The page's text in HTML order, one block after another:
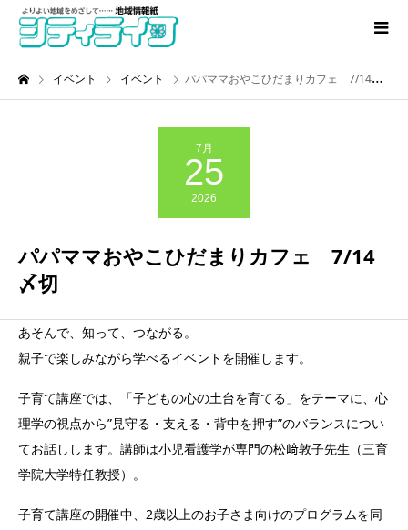
イベント イベント パパママおやこひだまりカフェ 7/14〆切
7月
25
2026
パパママおやこひだまりカフェ 7/14
〆切
あそんで、知って、つながる。
親子で楽しみながら学べるイベントを開催します。
子育て講座では、「子どもの心の土台を育てる」をテーマに、心
理学の視点から”見守る・支える・背中を押す”のバランスについ
てお話しします。講師は小児看護学が専門の松﨑敦子先生（三育
学院大学特任教授）。
子育て講座の開催中、2歳以上のお子さま向けのプログラムを同